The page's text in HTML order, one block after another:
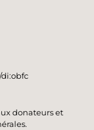
donateurs et